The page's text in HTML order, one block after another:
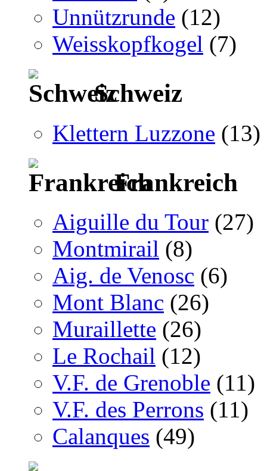
Unnützrunde (12)
Weisskopfkogel (7)
Schweiz
Klettern Luzzone (13)
Frankreich
Aiguille du Tour (27)
Montmirail (8)
Aig. de Venosc (6)
Mont Blanc (26)
Muraillette (26)
Le Rochail (12)
V.F. de Grenoble (11)
V.F. des Perrons (11)
Calanques (49)